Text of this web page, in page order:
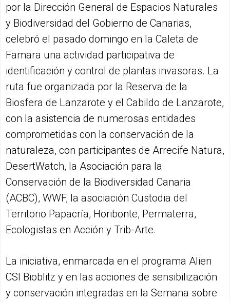
por la Dirección General de Espacios Naturales
y Biodiversidad del Gobierno de Canarias,
celebró el pasado domingo en la Caleta de
Famara una actividad participativa de
identificación y control de plantas invasoras. La
ruta fue organizada por la Reserva de la
Biosfera de Lanzarote y el Cabildo de Lanzarote,
con la asistencia de numerosas entidades
comprometidas con la conservación de la
naturaleza, con participantes de Arrecife Natura,
DesertWatch, la Asociación para la
Conservación de la Biodiversidad Canaria
(ACBC), WWF, la asociación Custodia del
Territorio Papacría, Horibonte, Permaterra,
Ecologistas en Acción y Trib-Arte.
La iniciativa, enmarcada en el programa Alien
CSI Bioblitz y en las acciones de sensibilización
y conservación integradas en la Semana sobre